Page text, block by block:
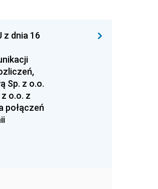
z dnia 16
Sp. z o.o.
o.o. z
połączeń